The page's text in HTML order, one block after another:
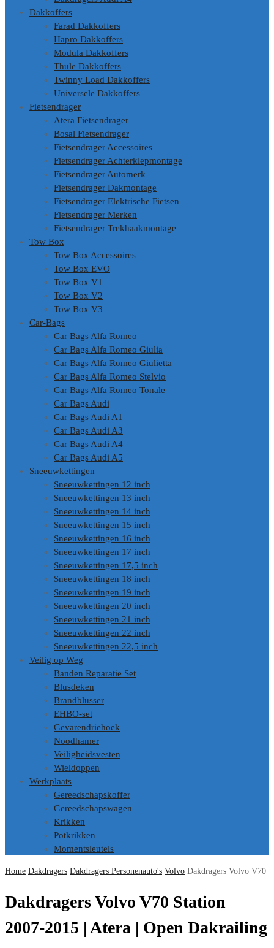
Dakkoffers
Farad Dakkoffers
Hapro Dakkoffers
Modula Dakkoffers
Thule Dakkoffers
Twinny Load Dakkoffers
Universele Dakkoffers
Fietsendrager
Atera Fietsendrager
Bosal Fietsendrager
Fietsendrager Accessoires
Fietsendrager Achterklepmontage
Fietsendrager Automerk
Fietsendrager Dakmontage
Fietsendrager Elektrische Fietsen
Fietsendrager Merken
Fietsendrager Trekhaakmontage
Tow Box
Tow Box Accessoires
Tow Box EVO
Tow Box V1
Tow Box V2
Tow Box V3
Car-Bags
Car Bags Alfa Romeo
Car Bags Alfa Romeo Giulia
Car Bags Alfa Romeo Giulietta
Car Bags Alfa Romeo Stelvio
Car Bags Alfa Romeo Tonale
Car Bags Audi
Car Bags Audi A1
Car Bags Audi A3
Car Bags Audi A4
Car Bags Audi A5
Sneeuwkettingen
Sneeuwkettingen 12 inch
Sneeuwkettingen 13 inch
Sneeuwkettingen 14 inch
Sneeuwkettingen 15 inch
Sneeuwkettingen 16 inch
Sneeuwkettingen 17 inch
Sneeuwkettingen 17,5 inch
Sneeuwkettingen 18 inch
Sneeuwkettingen 19 inch
Sneeuwkettingen 20 inch
Sneeuwkettingen 21 inch
Sneeuwkettingen 22 inch
Sneeuwkettingen 22,5 inch
Veilig op Weg
Banden Reparatie Set
Blusdeken
Brandblusser
EHBO-set
Gevarendriehoek
Noodhamer
Veiligheidsvesten
Wieldoppen
Werkplaats
Gereedschapskoffer
Gereedschapswagen
Krikken
Potkrikken
Momentsleutels
Home Dakdragers Dakdragers Personenauto's Volvo Dakdragers Volvo V70
Dakdragers Volvo V70 Station
2007-2015 | Atera | Open Dakrailing